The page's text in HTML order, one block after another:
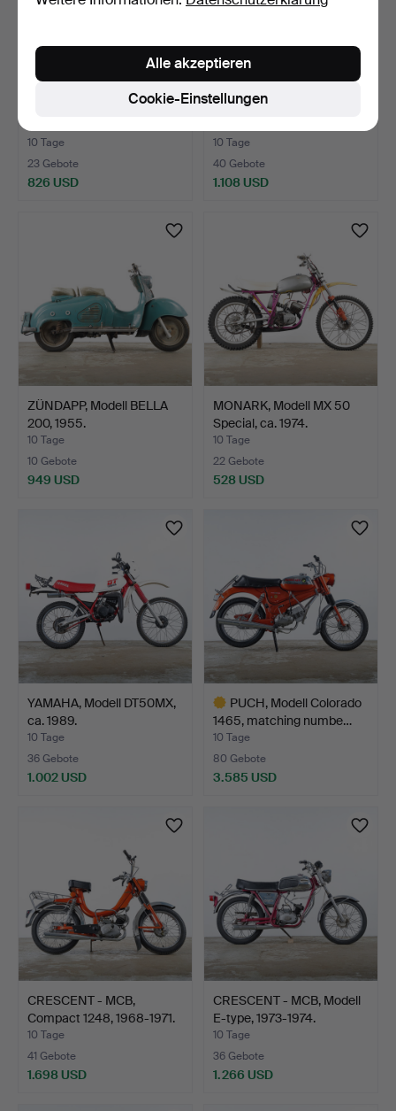
TOMOS, Modell 1671, ca.
10 Tage
23 Gebote
826 USD
PUCH, Modell Florida, ca.
10 Tage
40 Gebote
1.108 USD
ZÜNDAPP, Modell BELLA
200, 1955.
10 Tage
10 Gebote
949 USD
MONARK, Modell MX 50
Special, ca. 1974.
10 Tage
22 Gebote
528 USD
YAMAHA, Modell DT50MX,
ca. 1989.
10 Tage
36 Gebote
1.002 USD
PUCH, Modell Colorado
1465, matching numbe…
10 Tage
80 Gebote
3.585 USD
CRESCENT - MCB,
Compact 1248, 1968-1971.
10 Tage
41 Gebote
1.698 USD
CRESCENT - MCB, Modell
E-type, 1973-1974.
10 Tage
36 Gebote
1.266 USD
Cookie-Einstellungen
Alle akzeptieren